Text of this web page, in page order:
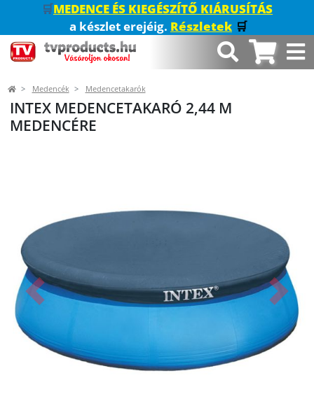
🛒MEDENCE ÉS KIEGÉSZÍTŐ KIÁRUSÍTÁS
a készlet erejéig. Részletek 🛒
Medencék Medencetakarók
INTEX MEDENCETAKARÓ 2,44 M
MEDENCÉRE
Előző